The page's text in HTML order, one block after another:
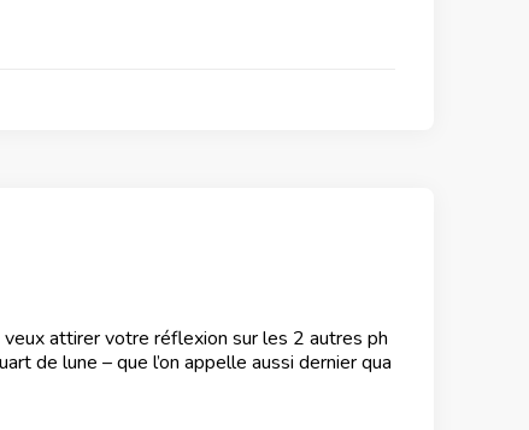
attirer votre réflexion sur les 2 autres ph
de lune – que l’on appelle aussi dernier qua